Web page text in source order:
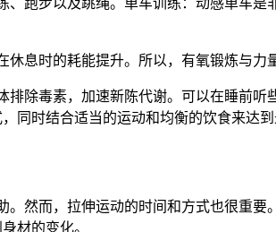
跑步以及跳绳。单车训练：动感单车
息时的耗能提升。所以，有氧锻炼与力
除毒素，加速新陈代谢。可以在睡前
同时结合适当的运动和均衡的饮食来达到
然而，拉伸运动的时间和方式也很重
材的变化。